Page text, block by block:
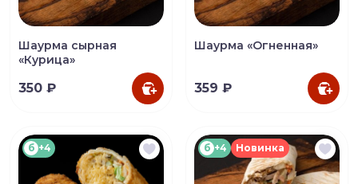
Шаурма сырная
«Курица»
350 ₽
Шаурма «Огненная»
359 ₽
б +4 б +4 Новинка